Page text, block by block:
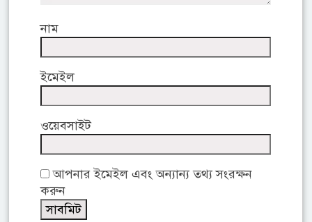
নাম
ইমেইল
ওয়েবসাইট
আপনার ইমেইল এবং অন্যান্য তথ্য সংরক্ষন
করুন